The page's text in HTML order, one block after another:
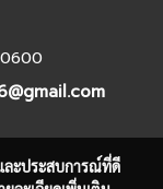
ละประสบการณ์ที่ดี